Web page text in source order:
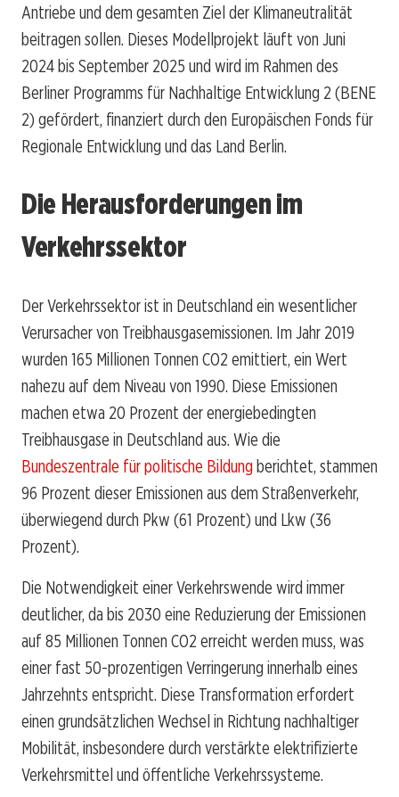
Antriebe und dem gesamten Ziel der Klimaneutralität
beitragen sollen. Dieses Modellprojekt läuft von Juni
2024 bis September 2025 und wird im Rahmen des
Berliner Programms für Nachhaltige Entwicklung 2 (BENE
2) gefördert, finanziert durch den Europäischen Fonds für
Regionale Entwicklung und das Land Berlin.
Die Herausforderungen im
Verkehrssektor
Der Verkehrssektor ist in Deutschland ein wesentlicher
Verursacher von Treibhausgasemissionen. Im Jahr 2019
wurden 165 Millionen Tonnen CO2 emittiert, ein Wert
nahezu auf dem Niveau von 1990. Diese Emissionen
machen etwa 20 Prozent der energiebedingten
Treibhausgase in Deutschland aus. Wie die
Bundeszentrale für politische Bildung berichtet, stammen
96 Prozent dieser Emissionen aus dem Straßenverkehr,
überwiegend durch Pkw (61 Prozent) und Lkw (36
Prozent).
Die Notwendigkeit einer Verkehrswende wird immer
deutlicher, da bis 2030 eine Reduzierung der Emissionen
auf 85 Millionen Tonnen CO2 erreicht werden muss, was
einer fast 50-prozentigen Verringerung innerhalb eines
Jahrzehnts entspricht. Diese Transformation erfordert
einen grundsätzlichen Wechsel in Richtung nachhaltiger
Mobilität, insbesondere durch verstärkte elektrifizierte
Verkehrsmittel und öffentliche Verkehrssysteme.